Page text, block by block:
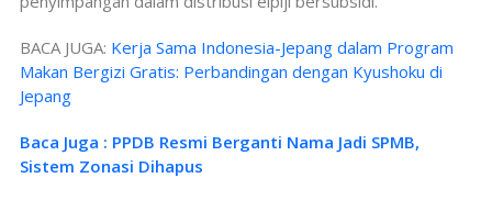
BACA JUGA: Kerja Sama Indonesia-Jepang dalam Program
Makan Bergizi Gratis: Perbandingan dengan Kyushoku di
Jepang
Baca Juga : PPDB Resmi Berganti Nama Jadi SPMB,
Sistem Zonasi Dihapus